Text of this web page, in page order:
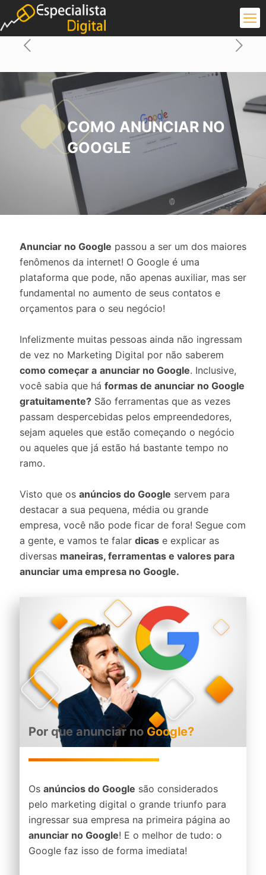
COMO ANUNCIAR NO
GOOGLE
Anunciar no Google passou a ser um dos maiores
fenômenos da internet! O Google é uma
plataforma que pode, não apenas auxiliar, mas ser
fundamental no aumento de seus contatos e
orçamentos para o seu negócio!
Infelizmente muitas pessoas ainda não ingressam
de vez no Marketing Digital por não saberem
como começar a anunciar no Google. Inclusive,
você sabia que há formas de anunciar no Google
gratuitamente? São ferramentas que as vezes
passam despercebidas pelos empreendedores,
sejam aqueles que estão começando o negócio
ou aqueles que já estão há bastante tempo no
ramo.
Visto que os anúncios do Google servem para
destacar a sua pequena, média ou grande
empresa, você não pode ficar de fora! Segue com
a gente, e vamos te falar dicas e explicar as
diversas maneiras, ferramentas e valores para
anunciar uma empresa no Google.
Por que anunciar no Google?
Os anúncios do Google são considerados
pelo marketing digital o grande triunfo para
ingressar sua empresa na primeira página ao
anunciar no Google! E o melhor de tudo: o
Google faz isso de forma imediata!